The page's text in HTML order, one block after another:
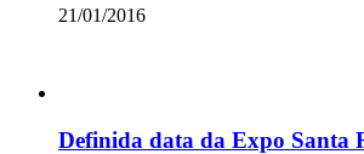
21/01/2016
Definida data da Expo Santa